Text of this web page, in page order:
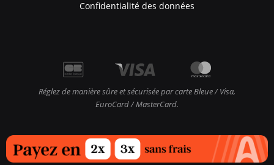
Confidentialité des données
Réglez de manière sûre et sécurisée par carte Bleue / Visa,
EuroCard / MasterCard.